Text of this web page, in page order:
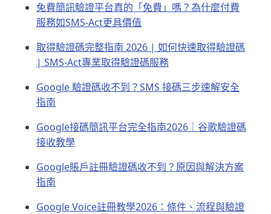
免費簡訊驗證平台真的「免費」嗎？為什麼付費
服務如SMS-Act更具價值
取得驗證碼完整指南 2026 | 如何快速取得驗證碼
| SMS-Act專業取得驗證碼服務
Google 驗證碼收不到？SMS 接碼三步速解安全
指南
Google接碼簡訊平台完全指南2026｜谷歌驗證碼
接收教學
Google賬戶註冊驗證碼收不到？原因與解決方案
指南
Google Voice註冊教學2026：條件、流程與驗證